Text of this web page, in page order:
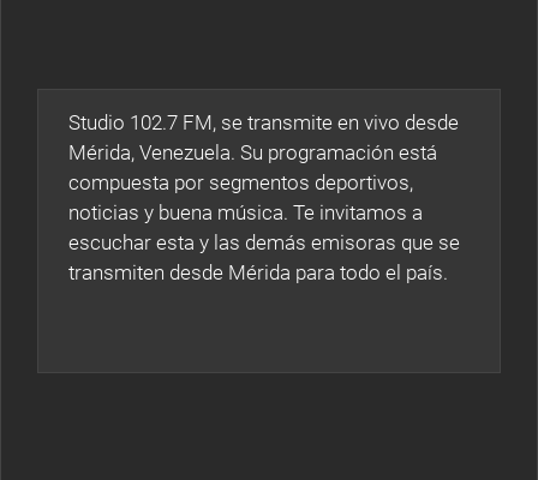
Studio 102.7 FM, se transmite en vivo desde
Mérida, Venezuela. Su programación está
compuesta por segmentos deportivos,
noticias y buena música. Te invitamos a
escuchar esta y las demás emisoras que se
transmiten desde Mérida para todo el país.